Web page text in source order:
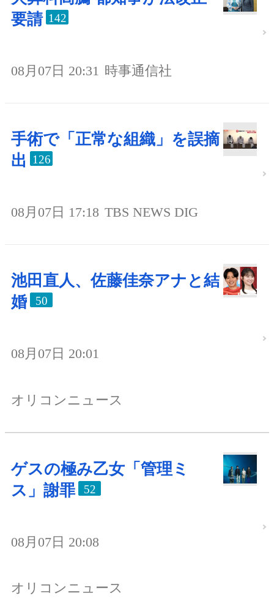
要請 142
08月07日 20:31 時事通信社
手術で「正常な組織」を誤摘
出
126
08月07日 17:18 TBS NEWS DIG
池田直人、佐藤佳奈アナと結
婚
50
08月07日 20:01
オリコンニュース
ゲスの極み乙女「管理ミ
ス」謝罪
52
08月07日 20:08
オリコンニュース